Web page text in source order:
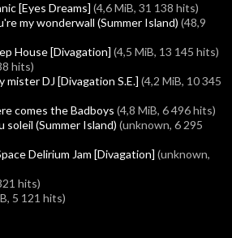
[Eyes Dreams] (4,6 MiB, 31 138 hits)
my wonderwall (Summer Island) (48,9
House [Divagation] (4,5 MiB, 13 145 hits)
hits)
mister DJ [Divagation S.E.] (4,2 MiB, 10 345
comes the Badboys (4,8 MiB, 6 496 hits)
soleil (Summer Island) (unknown, 6 295
Delirium Jam [Divagation] (unknown,
hits)
5 121 hits)